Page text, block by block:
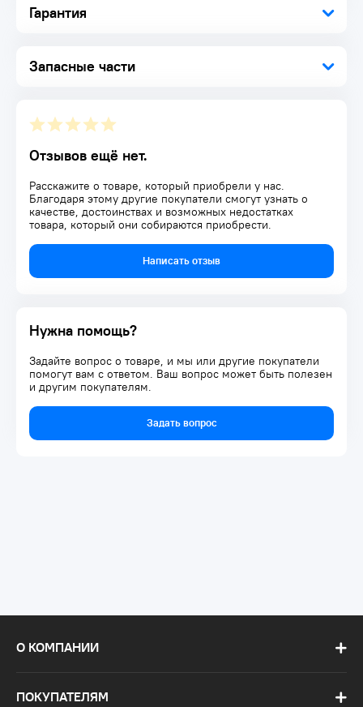
Гарантия
Запасные части
надежный хват
Боковая рукоятка способствует лучшему контролю над
саморазряда
Боковая рукоятка 1 шт.
Отзывов ещё нет.
Расскажите о товаре, который приобрели у нас.
Благодаря этому другие покупатели смогут узнать о
качестве, достоинствах и возможных недостатках
товара, который они собираются приобрести.
Написать отзыв
Нужна помощь?
Задайте вопрос о товаре, и мы или другие покупатели
помогут вам с ответом. Ваш вопрос может быть полезен
и другим покупателям.
Задать вопрос
О КОМПАНИИ
ПОКУПАТЕЛЯМ